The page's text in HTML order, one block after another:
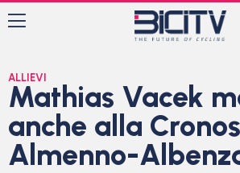
ALLIEVI
Mathias Vacek
anche alla
Almenno-